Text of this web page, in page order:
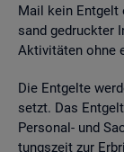
Mail kein Ent­gelt
sand ge­druck­ter
Ak­ti­vi­tä­ten ohne
Die Ent­gel­te
setzt. Das
Per­so­nal- und
tungs­zeit zur